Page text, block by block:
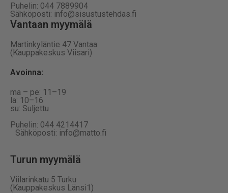
Puhelin: 044 7889904
Sähköposti: info@sisustustehdas.fi
Vantaan myymälä
Martinkyläntie 47 Vantaa
(Kauppakeskus Viisari)
Avoinna:
ma – pe: 11–19
la: 10–16
su: Suljettu
Puhelin: 044 4214417
Sähköposti: info@matto.fi
Turun myymälä
Viilarinkatu 5 Turku
(Kauppakeskus Länsi1)